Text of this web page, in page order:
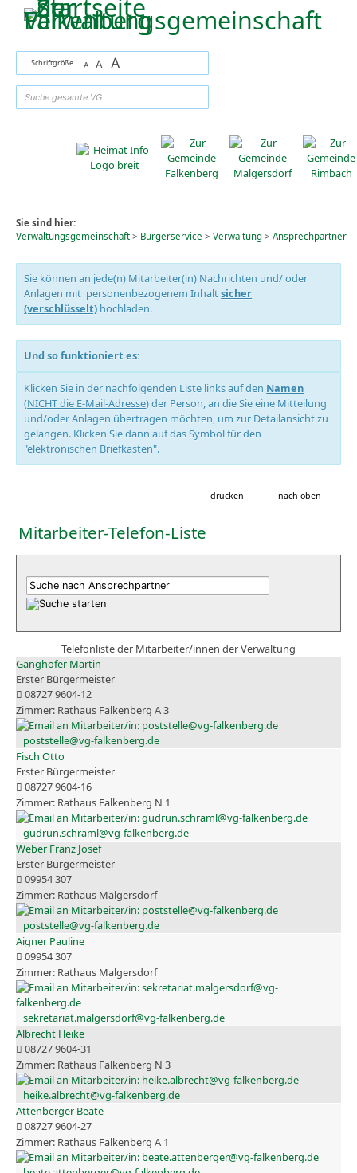
Zum Inhalt,zur Navigationoder
Schriftgröße A A A
Sie sind hier:
Verwaltungsgemeinschaft> Bürgerservice > Verwaltung> Ansprechpartner
Sie können an jede(n) Mitarbeiter(in) Nachrichten und/ oder
Anlagen mit personenbezogenem Inhaltsicher
(verschlüsselt) hochladen.
Und so funktioniert es:
Klicken Sie in der nachfolgenden Liste links auf den Namen
(NICHT die E-Mail-Adresse) der Person, an die Sie eine Mitteilung
und/oder Anlagen übertragen möchten, um zur Detailansicht zu
gelangen. Klicken Sie dann auf das Symbol für den
"elektronischen Briefkasten".
drucken nach oben
Mitarbeiter-Telefon-Liste
Telefonliste der Mitarbeiter/innen der Verwaltung
Ganghofer Martin
Erster Bürgermeister
08727 9604-12
Rathaus Falkenberg A 3
poststelle@vg-falkenberg.de
Fisch Otto
Erster Bürgermeister
08727 9604-16
Rathaus Falkenberg N 1
gudrun.schraml@vg-falkenberg.de
Weber Franz Josef
Erster Bürgermeister
09954 307
Rathaus Malgersdorf
poststelle@vg-falkenberg.de
Aigner Pauline
09954 307
Rathaus Malgersdorf
sekretariat.malgersdorf@vg-falkenberg.de
Albrecht Heike
08727 9604-31
Rathaus Falkenberg N 3
heike.albrecht@vg-falkenberg.de
Attenberger Beate
08727 9604-27
Rathaus Falkenberg A 1